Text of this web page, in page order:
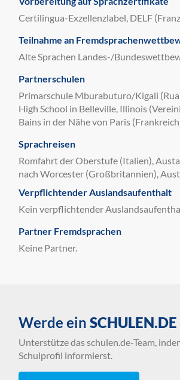
Certilingua-Exzellenzlabel, DELF
Teilnahme an
Alte Sprachen Landes-/
Partnerschulen
Primarschule Mburabuturo/Kigali
High School in Belleville, Illinois
Bains in der Nähe von Paris
Sprachreisen
Romfahrt der Oberstufe (Italien),
nach Worcester (Großbritannien),
Verpflichtender Auslandsaufenthalt
Kein verpflichtender
Partner Fremdsprachen
Keine Partner.
Werde ein SCHULEN.DE
Unterstütze das schulen.de-Team,
Schulprofil informierst.